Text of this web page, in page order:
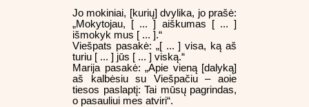
Jo mokiniai, [kurių] dvylika, jo prašė:
„Mokytojau, [ ... ] aiškumas [ ... ]
išmokyk mus [ ... ].“
Viešpats pasakė: „[ ... ] visa, ką aš
turiu [ ... ] jūs [ ... ] viską.“
Marija pasakė: „Apie vieną [dalyką]
aš kalbėsiu su Viešpačiu – aoie
tiesos paslaptį: Tai mūsų pagrindas,
o pasauliui mes atviri“.